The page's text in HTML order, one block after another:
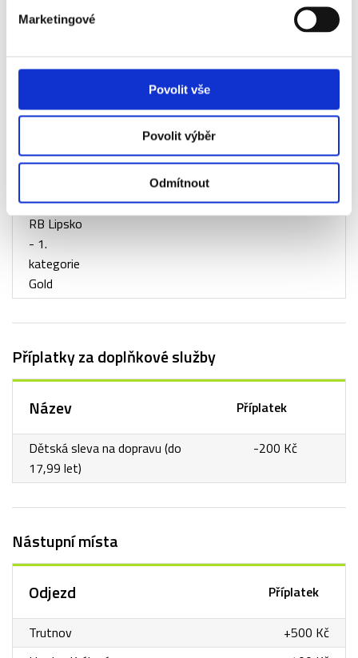
Marketingové
Povolit vše
Povolit výběr
Odmítnout
Příplatek
Bayern
RB Lipsko
vstupenky
Ano -3 430 Kč
Mnichov -
RB Lipsko
- 1.
kategorie
Gold
Ano
Příplatky za doplňkové služby
Název Příplatek
Dětská sleva na dopravu (do
17,99 let)
-200 Kč
Nástupní místa
Odjezd Příplatek
Trutnov
+500 Kč